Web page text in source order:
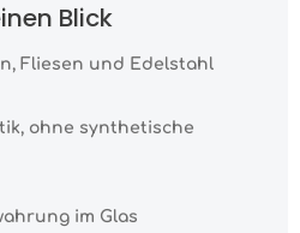
Blick
Fliesen und Edelstahl
ohne synthetische
im Glas